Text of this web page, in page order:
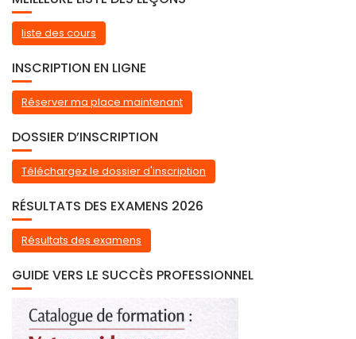
liste des cours
INSCRIPTION EN LIGNE
Réserver ma place maintenant
DOSSIER D’INSCRIPTION
Téléchargez le dossier d'inscription
RÉSULTATS DES EXAMENS 2026
Résultats des examens
GUIDE VERS LE SUCCÈS PROFESSIONNEL